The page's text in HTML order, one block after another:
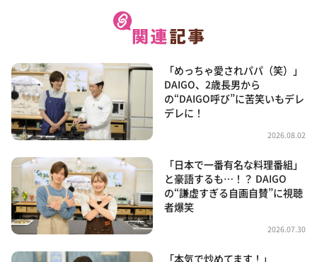
「めっちゃ愛されパパ（笑）」
DAIGO、2歳長男から
の“DAIGO呼び”に苦笑いもデレ
デレに！
2026.08.02
「日本で一番有名な料理番組」
と豪語するも…！？ DAIGO
の“謙虚すぎる自画自賛”に視聴
者爆笑
2026.07.30
「本気で炒めてます！」